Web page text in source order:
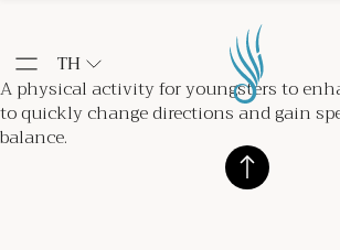
TH
A physical activity for youngsters to
to quickly change directions and gain
balance.